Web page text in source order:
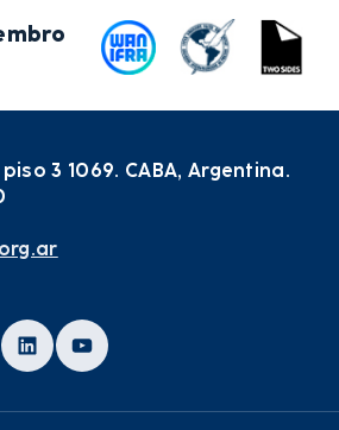
3 1069. CABA, Argentina.
LinkedInYouTube